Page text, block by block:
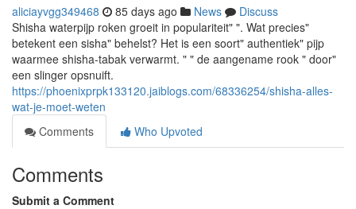
aliciayvgg349468 85 days ago News
Discuss
Shisha waterpijp roken groeit in populariteit" ". Wat precies"
betekent een sisha" behelst? Het is een soort" authentiek" pijp
waarmee shisha-tabak verwarmt. " " de aangename rook " door"
een slinger opsnuift.
https://phoenixprpk133120.jaiblogs.com/68336254/shisha-alles-
wat-je-moet-weten
Comments
Who Upvoted
Comments
Submit a Comment